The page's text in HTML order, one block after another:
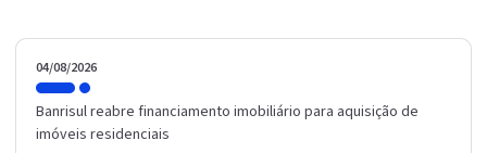
04/08/2026
Banrisul reabre financiamento imobiliário para aquisição de
imóveis residenciais